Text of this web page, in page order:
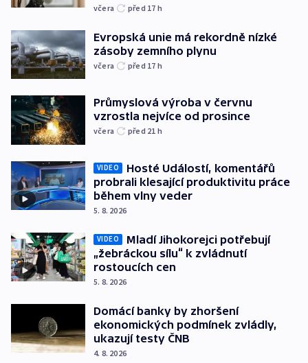
včera před 17 h
Evropská unie má rekordně nízké
zásoby zemního plynu
včera před 17 h
Průmyslová výroba v červnu
vzrostla nejvíce od prosince
včera před 21 h
VIDEO
Hosté Událostí, komentářů
probrali klesající produktivitu práce
během vlny veder
5. 8. 2026
VIDEO
Mladí Jihokorejci potřebují
„žebráckou sílu“ k zvládnutí
rostoucích cen
5. 8. 2026
Domácí banky by zhoršení
ekonomických podmínek zvládly,
ukazují testy ČNB
4. 8. 2026